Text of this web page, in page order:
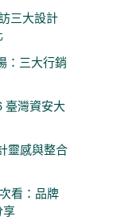
三大設計
：三大行銷
臺灣資安大
靈感與整合
看：品牌
享